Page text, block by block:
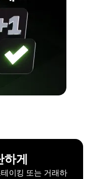
하게
이킹 또는 거래하